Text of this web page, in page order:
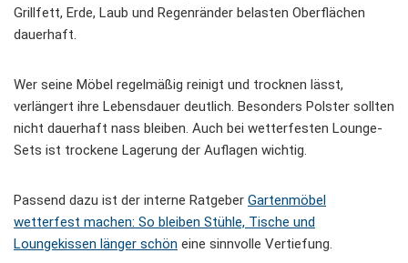
Grillfett, Erde, Laub und Regenränder belasten Oberflächen
dauerhaft.
Wer seine Möbel regelmäßig reinigt und trocknen lässt,
verlängert ihre Lebensdauer deutlich. Besonders Polster sollten
nicht dauerhaft nass bleiben. Auch bei wetterfesten Lounge-
Sets ist trockene Lagerung der Auflagen wichtig.
Passend dazu ist der interne Ratgeber Gartenmöbel
wetterfest machen: So bleiben Stühle, Tische und
Loungekissen länger schön eine sinnvolle Vertiefung.